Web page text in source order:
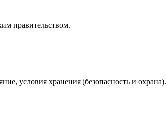
правительством.
условия хранения (безопасность и охрана).